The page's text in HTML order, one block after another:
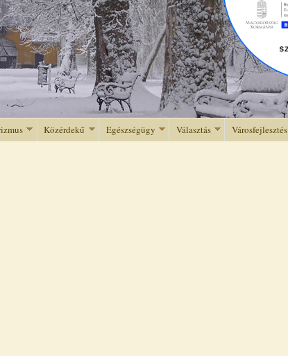
navigation
Közérdekű Egészségügy Választás Városfejlesztés